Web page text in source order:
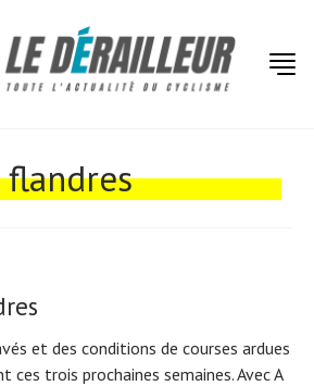
flandres
et des conditions de courses ardues
ces trois prochaines semaines. Avec A